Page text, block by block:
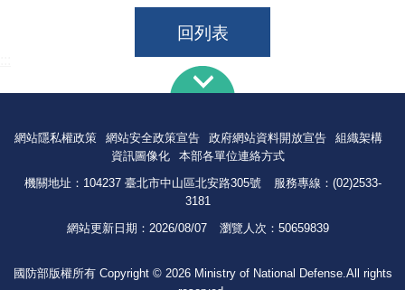
回列表
網站隱私權政策 網站安全政策宣告 政府網站資料開放宣告
組織架構
資訊圖像化
本部各單位連絡方式
機關地址：104237 臺北市中山區北安路305號
服務專線：(02)2533-
3181
網站更新日期： 2026/08/07 瀏覽人次： 50659839
國防部版權所有 Copyright © 2026 Ministry of National Defense.All rights